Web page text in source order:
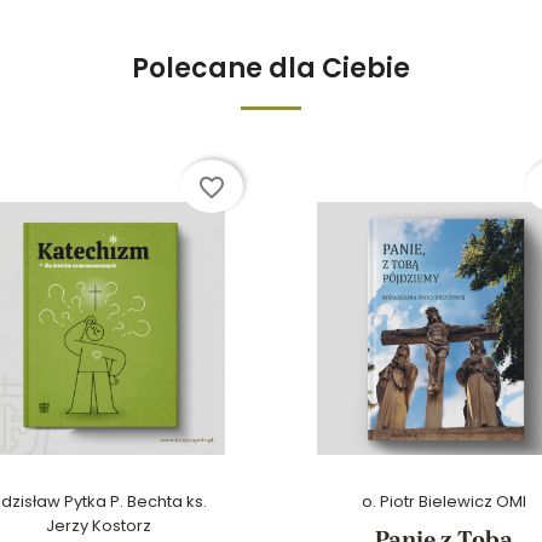
Polecane dla Ciebie
Pytka P. Bechta ks.
Jerzy Kostorz
favorite_border
o. Piotr Bielewicz OMI